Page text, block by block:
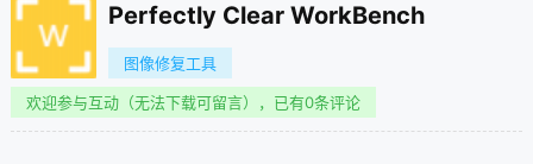
Perfectly Clear WorkBench
图像修复工具
欢迎参与互动（无法下载可留言），已有0条评论